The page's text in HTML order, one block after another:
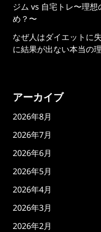
ジム vs 自宅トレ〜理
め？〜
なぜ人はダイエットに
に結果が出ない本当の
アーカイブ
2026年8月
2026年7月
2026年6月
2026年5月
2026年4月
2026年3月
2026年2月